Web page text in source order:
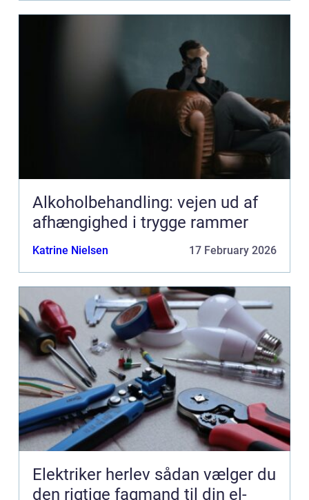
Alkoholbehandling: vejen ud af
afhængighed i trygge rammer
Katrine Nielsen 17 February 2026
Elektriker herlev sådan vælger du
den rigtige fagmand til din el-